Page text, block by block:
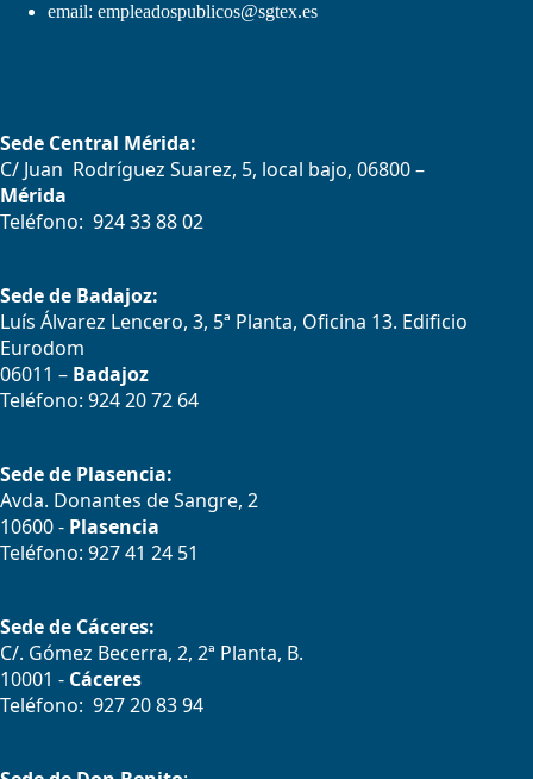
email: empleadospublicos@sgtex.es
Sede Central Mérida:
C/ Juan Rodríguez Suarez, 5, local bajo, 06800 –
Mérida
Teléfono: 924 33 88 02
Sede de Badajoz:
Luís Álvarez Lencero, 3, 5ª Planta, Oficina 13. Edificio
Eurodom
06011 – Badajoz
Teléfono: 924 20 72 64
Sede de Plasencia:
Avda. Donantes de Sangre, 2
10600 - Plasencia
Teléfono: 927 41 24 51
Sede de Cáceres:
C/. Gómez Becerra, 2, 2ª Planta, B.
10001 - Cáceres
Teléfono: 927 20 83 94